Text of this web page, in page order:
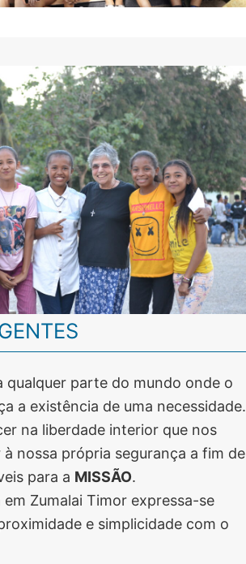
qualquer parte do mundo onde o
a existência de uma necessidade.
na liberdade interior que nos
nossa própria segurança a fim de
para a MISSÃO.
Zumalai Timor expressa-se
e simplicidade com o